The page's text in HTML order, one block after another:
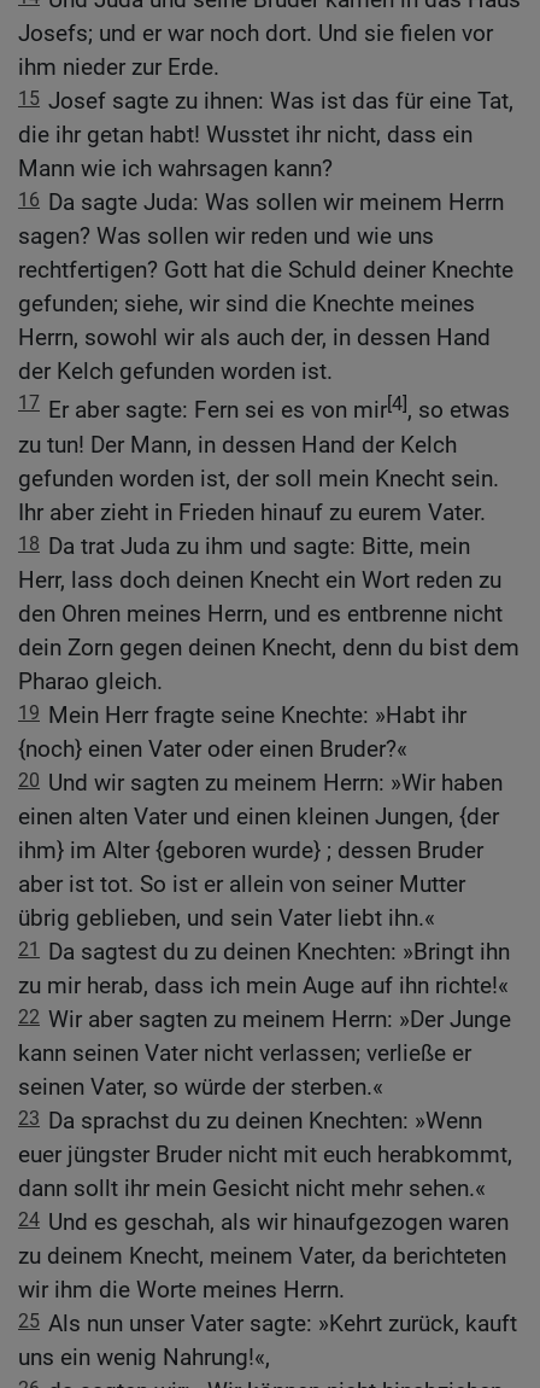
Josefs; und er war noch dort. Und sie fielen vor
ihm nieder zur Erde.
15 Josef sagte zu ihnen: Was ist das für eine Tat,
die ihr getan habt! Wusstet ihr nicht, dass ein
Mann wie ich wahrsagen kann?
16 Da sagte Juda: Was sollen wir meinem Herrn
sagen? Was sollen wir reden und wie uns
rechtfertigen? Gott hat die Schuld deiner Knechte
gefunden; siehe, wir sind die Knechte meines
Herrn, sowohl wir als auch der, in dessen Hand
der Kelch gefunden worden ist.
17 Er aber sagte: Fern sei es von mir[4], so etwas
zu tun! Der Mann, in dessen Hand der Kelch
gefunden worden ist, der soll mein Knecht sein.
Ihr aber zieht in Frieden hinauf zu eurem Vater.
18 Da trat Juda zu ihm und sagte: Bitte, mein
Herr, lass doch deinen Knecht ein Wort reden zu
den Ohren meines Herrn, und es entbrenne nicht
dein Zorn gegen deinen Knecht, denn du bist dem
Pharao gleich.
19 Mein Herr fragte seine Knechte: »Habt ihr
{noch} einen Vater oder einen Bruder?«
20 Und wir sagten zu meinem Herrn: »Wir haben
einen alten Vater und einen kleinen Jungen, {der
ihm} im Alter {geboren wurde} ; dessen Bruder
aber ist tot. So ist er allein von seiner Mutter
übrig geblieben, und sein Vater liebt ihn.«
21 Da sagtest du zu deinen Knechten: »Bringt ihn
zu mir herab, dass ich mein Auge auf ihn richte!«
22 Wir aber sagten zu meinem Herrn: »Der Junge
kann seinen Vater nicht verlassen; verließe er
seinen Vater, so würde der sterben.«
23 Da sprachst du zu deinen Knechten: »Wenn
euer jüngster Bruder nicht mit euch herabkommt,
dann sollt ihr mein Gesicht nicht mehr sehen.«
24 Und es geschah, als wir hinaufgezogen waren
zu deinem Knecht, meinem Vater, da berichteten
wir ihm die Worte meines Herrn.
25 Als nun unser Vater sagte: »Kehrt zurück, kauft
uns ein wenig Nahrung!«,